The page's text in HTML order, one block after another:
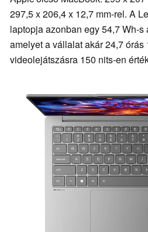
297,5 x 206,4 x 12,7 mm-rel. A
laptopja azonban egy 54,7 Wh-s
amelyet a vállalat akár 24,7 órás
videolejátszásra 150 nits-en